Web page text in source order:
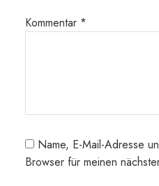
Kommentar *
Name, E-Mail-Adresse
Browser für meinen